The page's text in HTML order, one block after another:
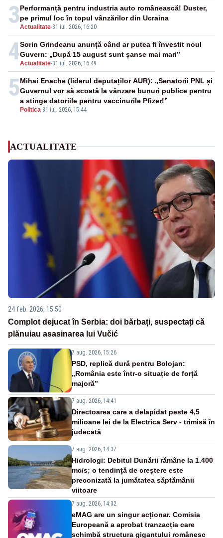
3Actualitate-31 iul. 2026, 16:20
Performanță pentru industria auto românească! Duster,
pe primul loc în topul vânzărilor din Ucraina
4Actualitate-31 iul. 2026, 16:49
Sorin Grindeanu anunță când ar putea fi învestit noul
Guvern: „După 15 august sunt șanse mai mari”
5
Politica-31 iul. 2026, 15:44
Mihai Enache (liderul deputaților AUR): „Senatorii PNL și
Guvernul vor să scoată la vânzare bunuri publice pentru
a stinge datoriile pentru vaccinurile Pfizer!”
ACTUALITATE
24 feb. 2026, 15:50
Complot dejucat în Serbia: doi bărbați, suspectați că
plănuiau asasinarea lui Vučić
7 aug. 2026, 15:26
PSD, replică dură pentru Bolojan:
„România este într-o situație de forță
majoră”
7 aug. 2026, 14:41
Directoarea care a delapidat peste 4,5
milioane lei de la Electrica Serv - trimisă în
judecată
7 aug. 2026, 14:37
Hidrologi: Debitul Dunării rămâne la 1.400
mc/s; o tendință de creștere este
preconizată la jumătatea săptămânii
viitoare
7 aug. 2026, 14:32
eMAG are un singur acționar. Comisia
Europeană a aprobat tranzacția care
schimbă structura gigantului românesc